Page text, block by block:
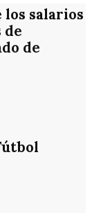
los salarios
de
de